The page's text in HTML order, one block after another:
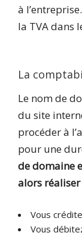
à
la TVA dans
La
Le nom de
du site
procéder à
pour une
de domaine
alors
Vous
Vous